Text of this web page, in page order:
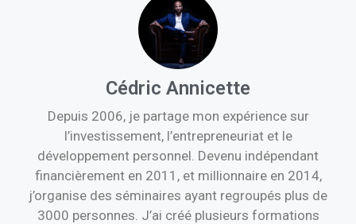
Cédric Annicette
Depuis 2006, je partage mon expérience sur
l’investissement, l’entrepreneuriat et le
développement personnel. Devenu indépendant
financièrement en 2011, et millionnaire en 2014,
j’organise des séminaires ayant regroupés plus de
3000 personnes. J’ai créé plusieurs formations